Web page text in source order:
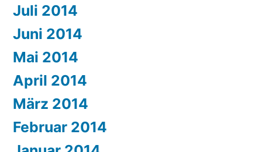
Juli 2014
Juni 2014
Mai 2014
April 2014
März 2014
Februar 2014